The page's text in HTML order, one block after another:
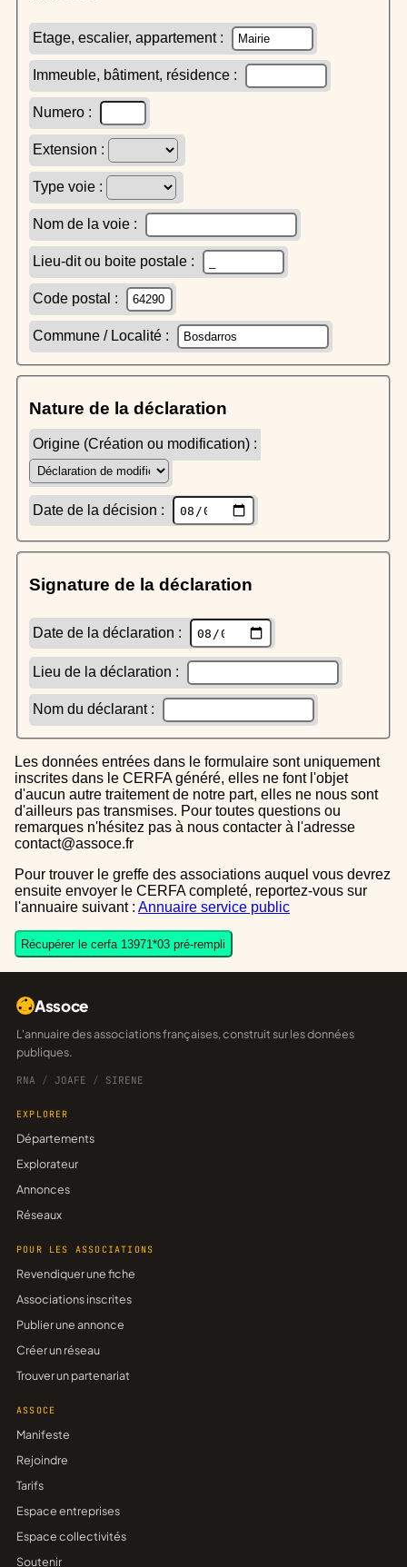
Etage, escalier, appartement :
Immeuble, bâtiment, résidence :
Numero :
Extension :
Type voie :
Nom de la voie :
Lieu-dit ou boite postale :
Code postal :
Commune / Localité :
Nature de la déclaration
Origine (Création ou modification) :
Date de la décision :
Signature de la déclaration
Date de la déclaration :
Lieu de la déclaration :
Nom du déclarant :
Les données entrées dans le formulaire sont uniquement
inscrites dans le CERFA généré, elles ne font l'objet
d'aucun autre traitement de notre part, elles ne nous sont
d'ailleurs pas transmises. Pour toutes questions ou
remarques n'hésitez pas à nous contacter à l'adresse
contact@assoce.fr
Pour trouver le greffe des associations auquel vous devrez
ensuite envoyer le CERFA completé, reportez-vous sur
l'annuaire suivant : Annuaire service public
Récupérer le cerfa 13971*03 pré-rempli
Assoce
L'annuaire des associations françaises, construit sur les données
publiques.
RNA / JOAFE / SIRENE
EXPLORER
Départements
Explorateur
Annonces
Réseaux
POUR LES ASSOCIATIONS
Revendiquer une fiche
Associations inscrites
Publier une annonce
Créer un réseau
Trouver un partenariat
ASSOCE
Manifeste
Rejoindre
Tarifs
Espace entreprises
Espace collectivités
Soutenir